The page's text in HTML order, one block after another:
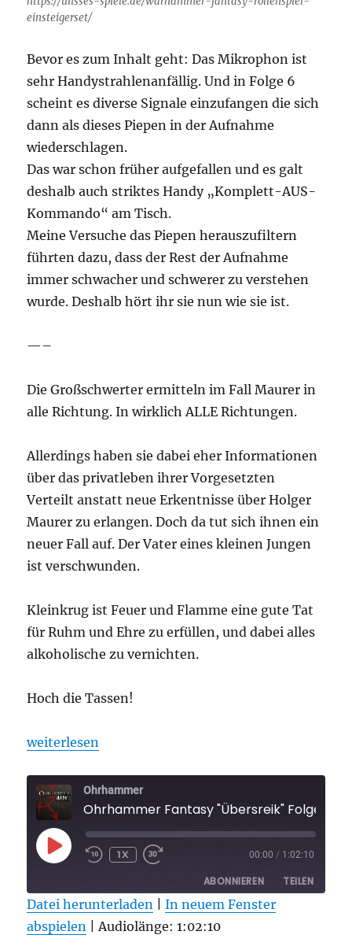
einsteigerset/
Bevor es zum Inhalt geht: Das Mikrophon ist
sehr Handystrahlenanfällig. Und in Folge 6
scheint es diverse Signale einzufangen die sich
dann als dieses Piepen in der Aufnahme
wiederschlagen.
Das war schon früher aufgefallen und es galt
deshalb auch striktes Handy „Komplett-AUS-
Kommando“ am Tisch.
Meine Versuche das Piepen herauszufiltern
führten dazu, dass der Rest der Aufnahme
immer schwacher und schwerer zu verstehen
wurde. Deshalb hört ihr sie nun wie sie ist.
—–
Die Großschwerter ermitteln im Fall Maurer in
alle Richtung. In wirklich ALLE Richtungen.
Allerdings haben sie dabei eher Informationen
über das privatleben ihrer Vorgesetzten
Verteilt anstatt neue Erkentnisse über Holger
Maurer zu erlangen. Doch da tut sich ihnen ein
neuer Fall auf. Der Vater eines kleinen Jungen
ist verschwunden.
Kleinkrug ist Feuer und Flamme eine gute Tat
für Ruhm und Ehre zu erfüllen, und dabei alles
alkoholische zu vernichten.
Hoch die Tassen!
„Ohrhammer Fantasy „Übersreik“ Folge 6“
weiterlesen
Ohrhammer
Ohrhammer Fantasy "Übersreik" Folge 6
PLAY
EPISODE
1X 00:00 / 1:02:10
ABONNIEREN TEILEN
RSS FEED
TEILEN
Datei herunterladen |In neuem Fenster
abspielen |Audiolänge: 1:02:10